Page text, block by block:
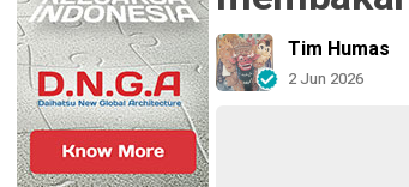
Tim Humas
2 Jun 2026